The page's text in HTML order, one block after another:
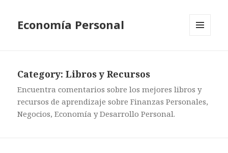
Economía Personal
Category:Libros y Recursos
Encuentra comentarios sobre los mejores libros y
recursos de aprendizaje sobre Finanzas Personales,
Negocios, Economía y Desarrollo Personal.